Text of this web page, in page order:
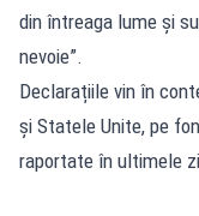
din întreaga lume și
nevoie”.
Declarațiile vin în
și Statele Unite, pe
raportate în ultimele